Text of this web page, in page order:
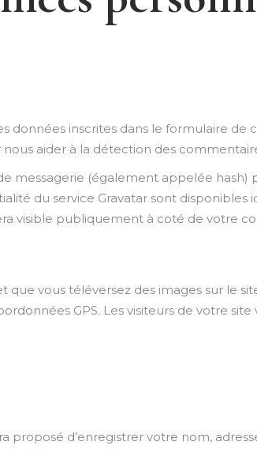
données inscrites dans le formulaire de
aider à la détection des
messagerie (également appelée hash)
du service Gravatar sont disponibles
visible publiquement à coté de votre
vous téléversez des images sur le
GPS. Les visiteurs de votre
proposé d’enregistrer votre nom,